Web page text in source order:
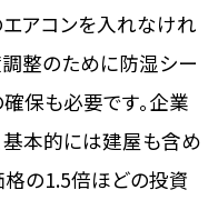
アコンを入れなけれ
調整のために防湿シー
保も必要です。企業
基本的には建屋も含め
の1.5倍ほどの投資